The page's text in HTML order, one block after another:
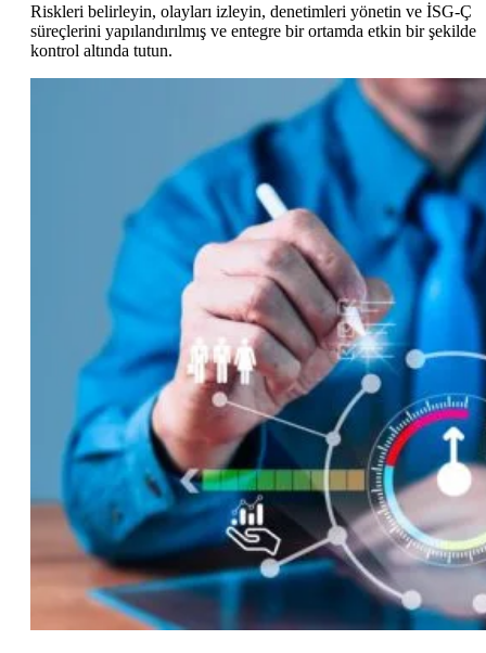
Riskleri belirleyin, olayları izleyin, denetimleri yönetin ve İSG-Ç
süreçlerini yapılandırılmış ve entegre bir ortamda etkin bir şekilde
kontrol altında tutun.